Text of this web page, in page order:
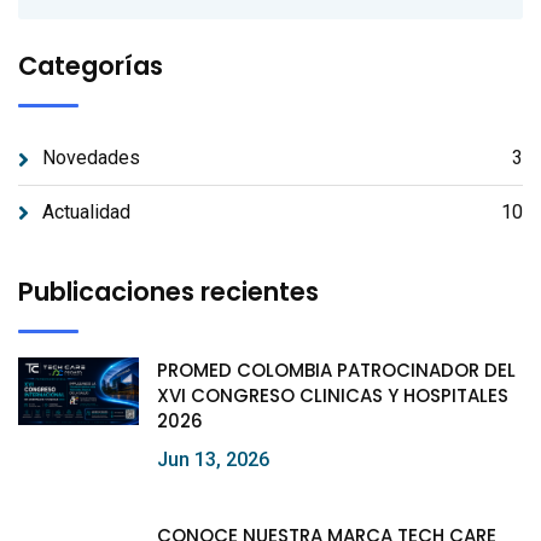
Categorías
Novedades 3
Actualidad 10
Publicaciones recientes
PROMED COLOMBIA PATROCINADOR DEL
XVI CONGRESO CLINICAS Y HOSPITALES
2026
Jun 13, 2026
CONOCE NUESTRA MARCA TECH CARE